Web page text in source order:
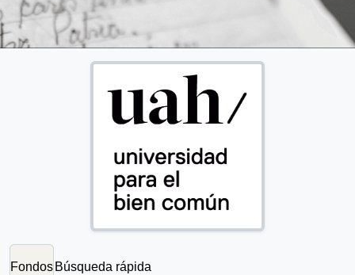
Fondos Búsqueda rápida